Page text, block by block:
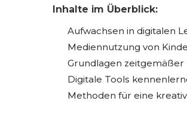
Inhalte im Überblick:
Aufwachsen in digitalen
Mediennutzung von
Grundlagen
Digitale Tools
Methoden für eine